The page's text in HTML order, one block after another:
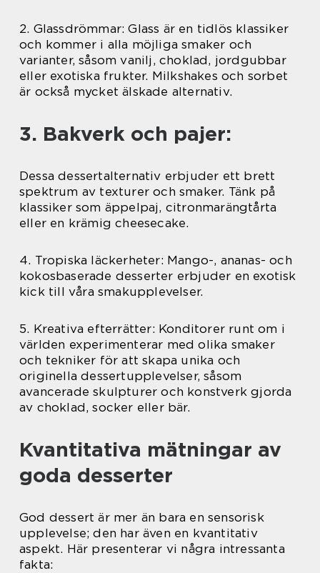
2. Glassdrömmar: Glass är en tidlös klassiker
och kommer i alla möjliga smaker och
varianter, såsom vanilj, choklad, jordgubbar
eller exotiska frukter. Milkshakes och sorbet
är också mycket älskade alternativ.
3. Bakverk och pajer:
Dessa dessertalternativ erbjuder ett brett
spektrum av texturer och smaker. Tänk på
klassiker som äppelpaj, citronmarängtårta
eller en krämig cheesecake.
4. Tropiska läckerheter: Mango-, ananas- och
kokosbaserade desserter erbjuder en exotisk
kick till våra smakupplevelser.
5. Kreativa efterrätter: Konditorer runt om i
världen experimenterar med olika smaker
och tekniker för att skapa unika och
originella dessertupplevelser, såsom
avancerade skulpturer och konstverk gjorda
av choklad, socker eller bär.
Kvantitativa mätningar av
goda desserter
God dessert är mer än bara en sensorisk
upplevelse; den har även en kvantitativ
aspekt. Här presenterar vi några intressanta
fakta: